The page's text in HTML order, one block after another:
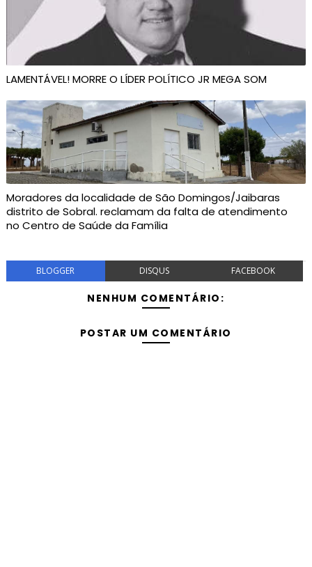
LAMENTÁVEL! MORRE O LÍDER POLÍTICO JR MEGA SOM
Moradores da localidade de São Domingos/Jaibaras
distrito de Sobral. reclamam da falta de atendimento
no Centro de Saúde da Família
BLOGGER DISQUS FACEBOOK
NENHUM COMENTÁRIO:
POSTAR UM COMENTÁRIO